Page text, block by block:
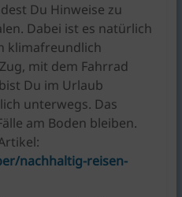
Du Hinweise zu
Dabei ist es natürlich
klimafreundlich
mit dem Fahrrad
Du im Urlaub
unterwegs. Das
am Boden bleiben.
nachhaltig-reisen-